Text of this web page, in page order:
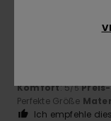
Komfort: 5/5
Perfekte Größe
Ich empfehle